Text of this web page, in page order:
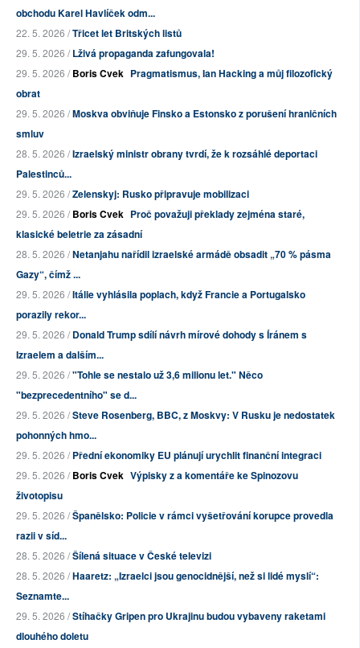
obchodu Karel Havlíček odm...
22. 5. 2026 /Třicet let Britských listů
29. 5. 2026 /Lživá propaganda zafungovala!
29. 5. 2026 /Boris Cvek Pragmatismus, Ian Hacking a můj filozofický
obrat
29. 5. 2026 /Moskva obviňuje Finsko a Estonsko z porušení hraničních
smluv
28. 5. 2026 /Izraelský ministr obrany tvrdí, že k rozsáhlé deportaci
Palestinců...
29. 5. 2026 /Zelenskyj: Rusko připravuje mobilizaci
29. 5. 2026 /Boris Cvek Proč považuji překlady zejména staré,
klasické beletrie za zásadní
28. 5. 2026 /Netanjahu nařídil izraelské armádě obsadit „70 % pásma
Gazy“, čímž ...
29. 5. 2026 /Itálie vyhlásila poplach, když Francie a Portugalsko
porazily rekor...
29. 5. 2026 /Donald Trump sdílí návrh mírové dohody s Íránem s
Izraelem a dalším...
29. 5. 2026 /"Tohle se nestalo už 3,6 milionu let." Něco
"bezprecedentního" se d...
29. 5. 2026 /Steve Rosenberg, BBC, z Moskvy: V Rusku je nedostatek
pohonných hmo...
29. 5. 2026 /Přední ekonomiky EU plánují urychlit finanční integraci
29. 5. 2026 /Boris Cvek Výpisky z a komentáře ke Spinozovu
životopisu
29. 5. 2026 /Španělsko: Policie v rámci vyšetřování korupce provedla
razii v síd...
28. 5. 2026 /Šílená situace v České televizi
28. 5. 2026 /Haaretz: „Izraelci jsou genocidnější, než si lidé myslí“:
Seznamte...
29. 5. 2026 /Stíhačky Gripen pro Ukrajinu budou vybaveny raketami
dlouhého doletu